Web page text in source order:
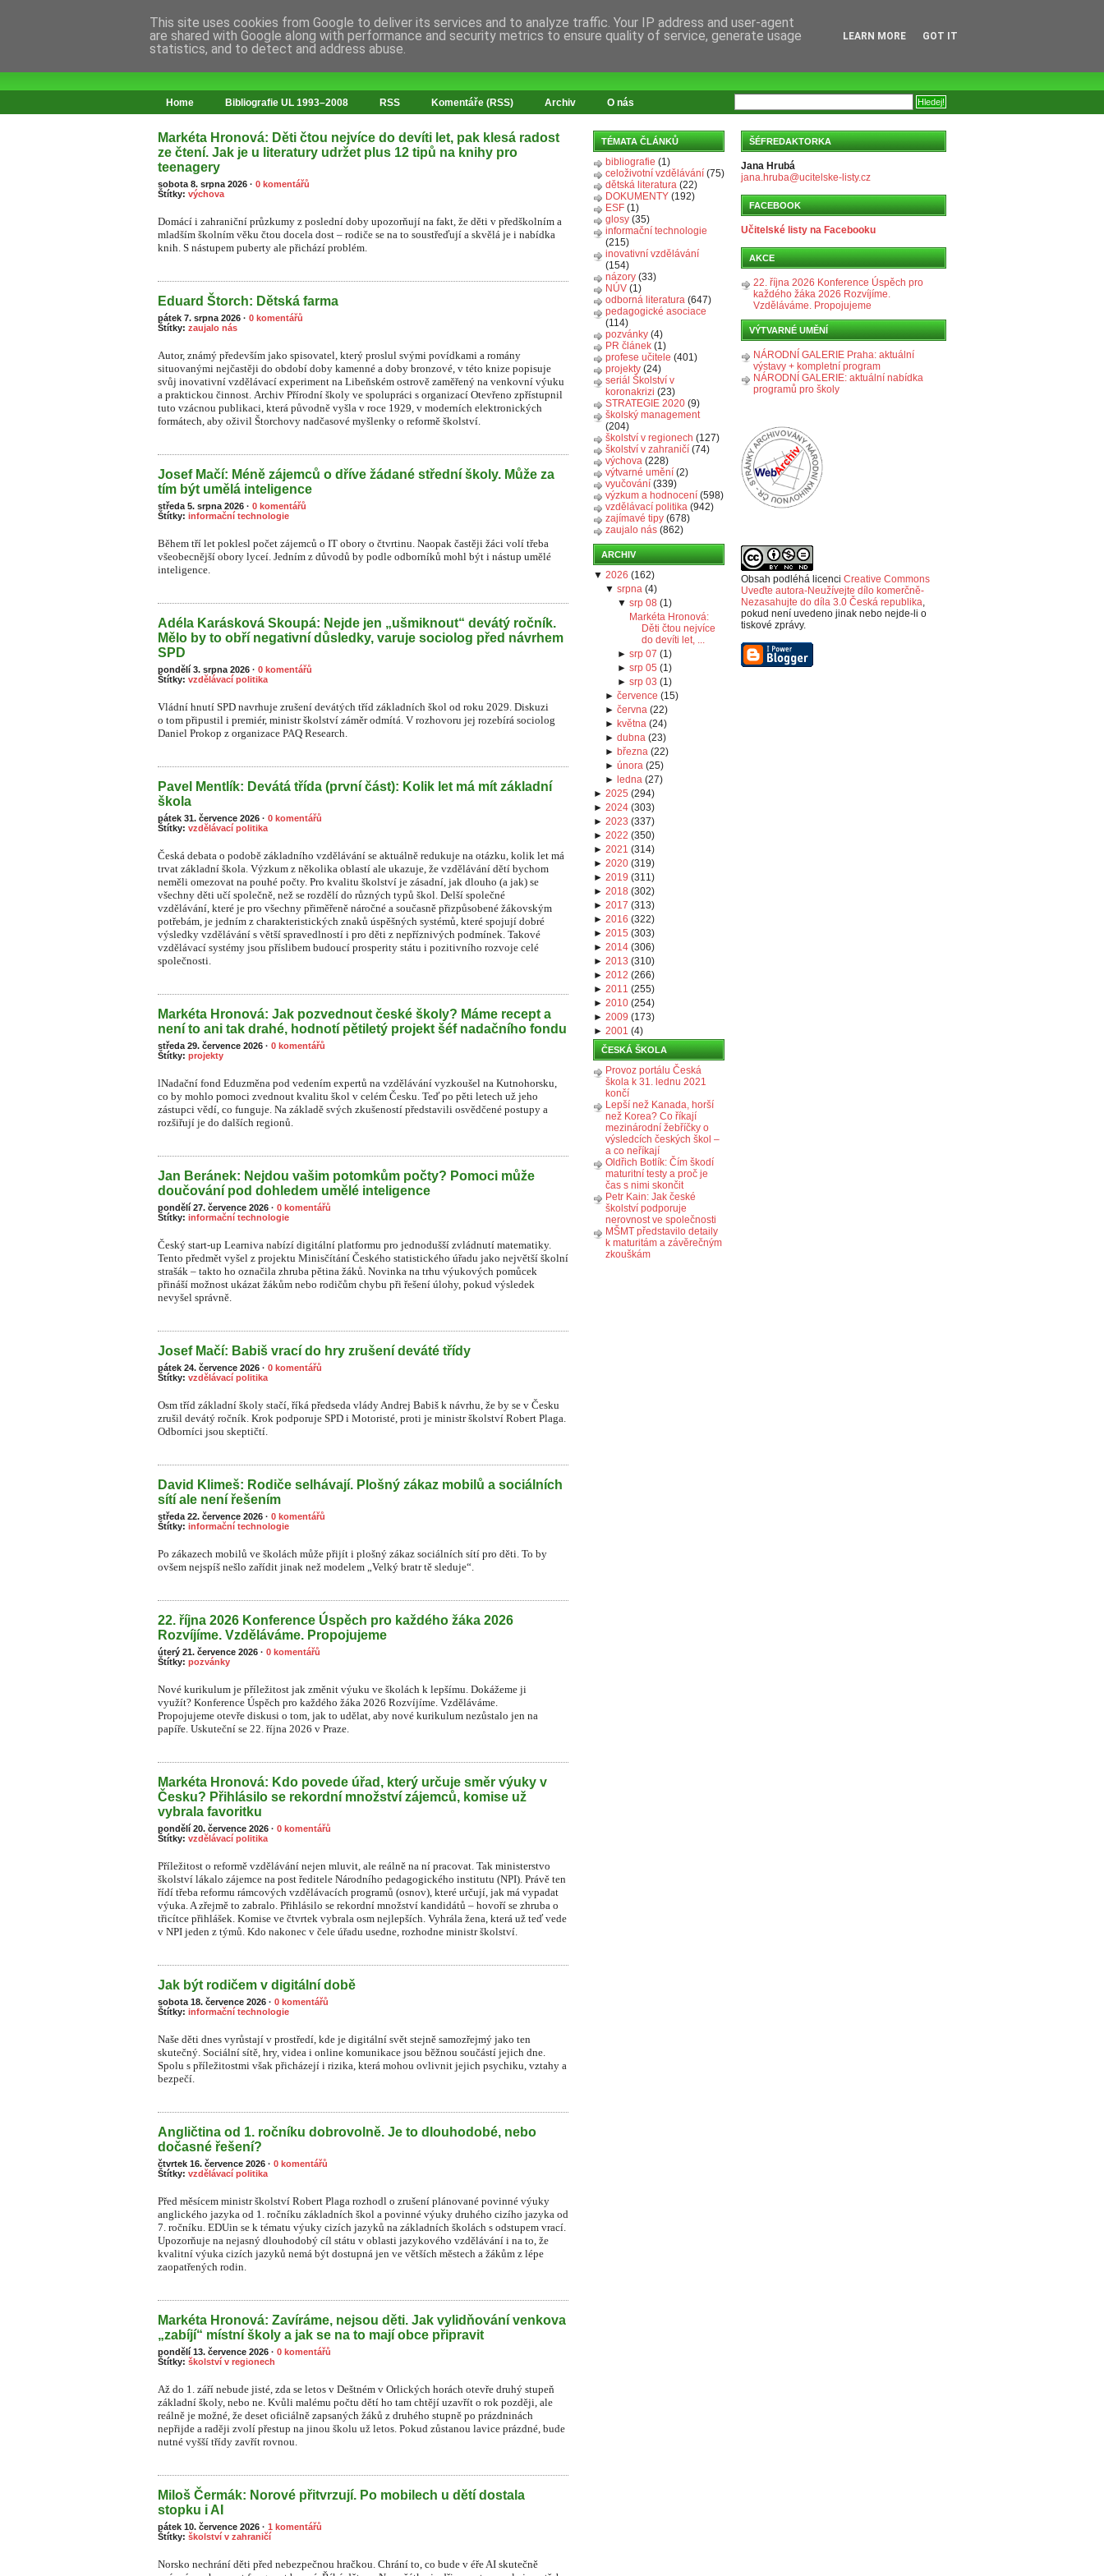
Home Bibliografie UL 1993–2008 RSS Komentáře (RSS) Archiv O nás
Markéta Hronová: Děti čtou nejvíce do devíti let, pak klesá radost
ze čtení. Jak je u literatury udržet plus 12 tipů na knihy pro
teenagery
sobota 8. srpna 2026 · 0 komentářů
Štítky: výchova
Domácí i zahraniční průzkumy z poslední doby upozorňují na fakt, že děti v předškolním a
mladším školním věku čtou docela dost – rodiče se na to soustřeďují a skvělá je i nabídka
knih. S nástupem puberty ale přichází problém.
Eduard Štorch: Dětská farma
pátek 7. srpna 2026 · 0 komentářů
Štítky: zaujalo nás
Autor, známý především jako spisovatel, který proslul svými povídkami a romány
situovanými nejčastěji do období doby kamenné a doby bronzové, v této knize popisuje
svůj inovativní vzdělávací experiment na Libeňském ostrově zaměřený na venkovní výuku
a praktickou činnost. Archiv Přírodní školy ve spolupráci s organizací Otevřeno zpřístupnil
tuto vzácnou publikaci, která původně vyšla v roce 1929, v moderních elektronických
formátech, aby oživil Štorchovy nadčasové myšlenky o reformě školství.
Josef Mačí: Méně zájemců o dříve žádané střední školy. Může za
tím být umělá inteligence
středa 5. srpna 2026 · 0 komentářů
Štítky: informační technologie
Během tří let poklesl počet zájemců o IT obory o čtvrtinu. Naopak častěji žáci volí třeba
všeobecnější obory lyceí. Jedním z důvodů by podle odborníků mohl být i nástup umělé
inteligence.
Adéla Karásková Skoupá: Nejde jen „ušmiknout“ devátý ročník.
Mělo by to obří negativní důsledky, varuje sociolog před návrhem
SPD
pondělí 3. srpna 2026 · 0 komentářů
Štítky: vzdělávací politika
Vládní hnutí SPD navrhuje zrušení devátých tříd základních škol od roku 2029. Diskuzi
o tom připustil i premiér, ministr školství záměr odmítá. V rozhovoru jej rozebírá sociolog
Daniel Prokop z organizace PAQ Research.
Pavel Mentlík: Devátá třída (první část): Kolik let má mít základní
škola
pátek 31. července 2026 · 0 komentářů
Štítky: vzdělávací politika
Česká debata o podobě základního vzdělávání se aktuálně redukuje na otázku, kolik let má
trvat základní škola. Výzkum z několika oblastí ale ukazuje, že vzdělávání dětí bychom
neměli omezovat na pouhé počty. Pro kvalitu školství je zásadní, jak dlouho (a jak) se
všechny děti učí společně, než se rozdělí do různých typů škol. Delší společné
vzdělávání, které je pro všechny přiměřeně náročné a současně přizpůsobené žákovským
potřebám, je jedním z charakteristických znaků úspěšných systémů, které spojují dobré
výsledky vzdělávání s větší spravedlností i pro děti z nepříznivých podmínek. Takové
vzdělávací systémy jsou příslibem budoucí prosperity státu i pozitivního rozvoje celé
společnosti.
Markéta Hronová: Jak pozvednout české školy? Máme recept a
není to ani tak drahé, hodnotí pětiletý projekt šéf nadačního fondu
středa 29. července 2026 · 0 komentářů
Štítky: projekty
lNadační fond Eduzměna pod vedením expertů na vzdělávání vyzkoušel na Kutnohorsku,
co by mohlo pomoci zvednout kvalitu škol v celém Česku. Teď po pěti letech už jeho
zástupci vědí, co funguje. Na základě svých zkušeností představili osvědčené postupy a
rozšiřují je do dalších regionů.
Jan Beránek: Nejdou vašim potomkům počty? Pomoci může
doučování pod dohledem umělé inteligence
pondělí 27. července 2026 · 0 komentářů
Štítky: informační technologie
Český start-up Learniva nabízí digitální platformu pro jednodušší zvládnutí matematiky.
Tento předmět vyšel z projektu Minisčítání Českého statistického úřadu jako největší školní
strašák – takto ho označila zhruba pětina žáků. Novinka na trhu výukových pomůcek
přináší možnost ukázat žákům nebo rodičům chybu při řešení úlohy, pokud výsledek
nevyšel správně.
Josef Mačí: Babiš vrací do hry zrušení deváté třídy
pátek 24. července 2026 · 0 komentářů
Štítky: vzdělávací politika
Osm tříd základní školy stačí, říká předseda vlády Andrej Babiš k návrhu, že by se v Česku
zrušil devátý ročník. Krok podporuje SPD i Motoristé, proti je ministr školství Robert Plaga.
Odborníci jsou skeptičtí.
David Klimeš: Rodiče selhávají. Plošný zákaz mobilů a sociálních
sítí ale není řešením
středa 22. července 2026 · 0 komentářů
Štítky: informační technologie
Po zákazech mobilů ve školách může přijít i plošný zákaz sociálních sítí pro děti. To by
ovšem nejspíš nešlo zařídit jinak než modelem „Velký bratr tě sleduje“.
22. října 2026 Konference Úspěch pro každého žáka 2026
Rozvíjíme. Vzděláváme. Propojujeme
úterý 21. července 2026 · 0 komentářů
Štítky: pozvánky
Nové kurikulum je příležitost jak změnit výuku ve školách k lepšímu. Dokážeme ji
využít? Konference Úspěch pro každého žáka 2026 Rozvíjíme. Vzděláváme.
Propojujeme otevře diskusi o tom, jak to udělat, aby nové kurikulum nezůstalo jen na
papíře. Uskuteční se 22. října 2026 v Praze.
Markéta Hronová: Kdo povede úřad, který určuje směr výuky v
Česku? Přihlásilo se rekordní množství zájemců, komise už
vybrala favoritku
pondělí 20. července 2026 · 0 komentářů
Štítky: vzdělávací politika
Příležitost o reformě vzdělávání nejen mluvit, ale reálně na ní pracovat. Tak ministerstvo
školství lákalo zájemce na post ředitele Národního pedagogického institutu (NPI). Právě ten
řídí třeba reformu rámcových vzdělávacích programů (osnov), které určují, jak má vypadat
výuka. A zřejmě to zabralo. Přihlásilo se rekordní množství kandidátů – hovoří se zhruba o
třicítce přihlášek. Komise ve čtvrtek vybrala osm nejlepších. Vyhrála žena, která už teď vede
v NPI jeden z týmů. Kdo nakonec v čele úřadu usedne, rozhodne ministr školství.
Jak být rodičem v digitální době
sobota 18. července 2026 · 0 komentářů
Štítky: informační technologie
Naše děti dnes vyrůstají v prostředí, kde je digitální svět stejně samozřejmý jako ten
skutečný. Sociální sítě, hry, videa i online komunikace jsou běžnou součástí jejich dne.
Spolu s příležitostmi však přicházejí i rizika, která mohou ovlivnit jejich psychiku, vztahy a
bezpečí.
Angličtina od 1. ročníku dobrovolně. Je to dlouhodobé, nebo
dočasné řešení?
čtvrtek 16. července 2026 · 0 komentářů
Štítky: vzdělávací politika
Před měsícem ministr školství Robert Plaga rozhodl o zrušení plánované povinné výuky
anglického jazyka od 1. ročníku základních škol a povinné výuky druhého cizího jazyka od
7. ročníku. EDUin se k tématu výuky cizích jazyků na základních školách s odstupem vrací.
Upozorňuje na nejasný dlouhodobý cíl státu v oblasti jazykového vzdělávání i na to, že
kvalitní výuka cizích jazyků nemá být dostupná jen ve větších městech a žákům z lépe
zaopatřených rodin.
Markéta Hronová: Zavíráme, nejsou děti. Jak vylidňování venkova
„zabíjí“ místní školy a jak se na to mají obce připravit
pondělí 13. července 2026 · 0 komentářů
Štítky: školství v regionech
Až do 1. září nebude jisté, zda se letos v Deštném v Orlických horách otevře druhý stupeň
základní školy, nebo ne. Kvůli malému počtu dětí ho tam chtějí uzavřít o rok později, ale
reálně je možné, že deset oficiálně zapsaných žáků z druhého stupně po prázdninách
nepřijde a raději zvolí přestup na jinou školu už letos. Pokud zůstanou lavice prázdné, bude
nutné vyšší třídy zavřít rovnou.
Miloš Čermák: Norové přitvrzují. Po mobilech u dětí dostala
stopku i AI
pátek 10. července 2026 · 1 komentářů
Štítky: školství v zahraničí
Norsko nechrání děti před nebezpečnou hračkou. Chrání to, co bude v éře AI skutečně
TÉMATA ČLÁNKŮ
bibliografie (1)
celoživotní vzdělávání (75)
dětská literatura (22)
DOKUMENTY (192)
ESF (1)
glosy (35)
informační technologie
(215)
inovativní vzdělávání
(154)
názory (33)
NÚV (1)
odborná literatura (647)
pedagogické asociace
(114)
pozvánky (4)
PR článek (1)
profese učitele (401)
projekty (24)
seriál Školství v
koronakrizi (23)
STRATEGIE 2020 (9)
školský management
(204)
školství v regionech (127)
školství v zahraničí (74)
výchova (228)
výtvarné umění (2)
vyučování (339)
výzkum a hodnocení (598)
vzdělávací politika (942)
zajímavé tipy (678)
zaujalo nás (862)
ARCHIV
▼ 2026 (162)
▼srpna (4)
▼ srp 08 (1)
Markéta Hronová:
Děti čtou nejvíce
do devíti let, ...
► srp 07 (1)
► srp 05 (1)
► srp 03 (1)
►července (15)
►června (22)
► května (24)
►dubna (23)
► března (22)
►února (25)
► ledna (27)
► 2025 (294)
► 2024 (303)
► 2023 (337)
► 2022 (350)
► 2021 (314)
► 2020 (319)
► 2019 (311)
► 2018 (302)
► 2017 (313)
► 2016 (322)
► 2015 (303)
► 2014 (306)
► 2013 (310)
► 2012 (266)
► 2011 (255)
► 2010 (254)
► 2009 (173)
► 2001 (4)
ČESKÁ ŠKOLA
Provoz portálu Česká
škola k 31. lednu 2021
končí
Lepší než Kanada, horší
než Korea? Co říkají
mezinárodní žebříčky o
výsledcích českých škol –
a co neříkají
Oldřich Botlík: Čím škodí
maturitní testy a proč je
čas s nimi skončit
Petr Kain: Jak české
školství podporuje
nerovnost ve společnosti
MŠMT představilo detaily
k maturitám a závěrečným
zkouškám
ŠÉFREDAKTORKA
Jana Hrubá
jana.hruba@ucitelske-listy.cz
FACEBOOK
Učitelské listy na Facebooku
AKCE
22. října 2026 Konference Úspěch pro
každého žáka 2026 Rozvíjíme.
Vzděláváme. Propojujeme
VÝTVARNÉ UMĚNÍ
NÁRODNÍ GALERIE Praha: aktuální
výstavy + kompletní program
NÁRODNÍ GALERIE: aktuální nabídka
programů pro školy
Obsah podléhá licenci Creative Commons
Uveďte autora-Neužívejte dílo komerčně-
Nezasahujte do díla 3.0 Česká republika,
pokud není uvedeno jinak nebo nejde-li o
tiskové zprávy.
This site uses cookies from Google to deliver its services and to analyze traffic. Your IP address and user-agent
are shared with Google along with performance and security metrics to ensure quality of service, generate usage
statistics, and to detect and address abuse.
LEARN MORE GOT IT